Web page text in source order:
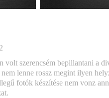
szerencsém bepillantani a
lenne rossz megint ilyen
fotók készítése nem vonz